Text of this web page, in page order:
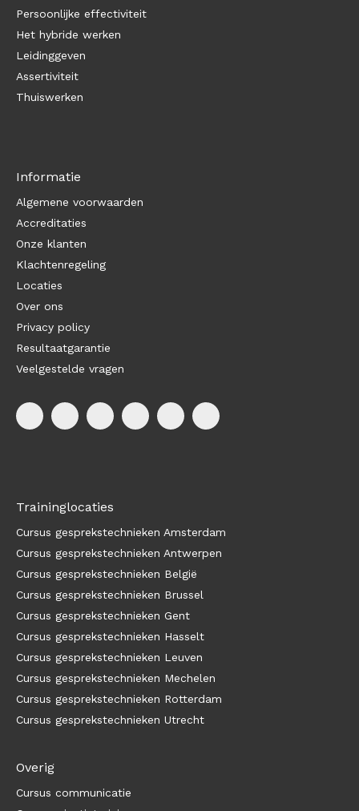
Persoonlijke effectiviteit
Het hybride werken
Leidinggeven
Assertiviteit
Thuiswerken
Informatie
Algemene voorwaarden
Accreditaties
Onze klanten
Klachtenregeling
Locaties
Over ons
Privacy policy
Resultaatgarantie
Veelgestelde vragen
Traininglocaties
Cursus gesprekstechnieken Amsterdam
Cursus gesprekstechnieken Antwerpen
Cursus gesprekstechnieken België
Cursus gesprekstechnieken Brussel
Cursus gesprekstechnieken Gent
Cursus gesprekstechnieken Hasselt
Cursus gesprekstechnieken Leuven
Cursus gesprekstechnieken Mechelen
Cursus gesprekstechnieken Rotterdam
Cursus gesprekstechnieken Utrecht
Overig
Cursus communicatie